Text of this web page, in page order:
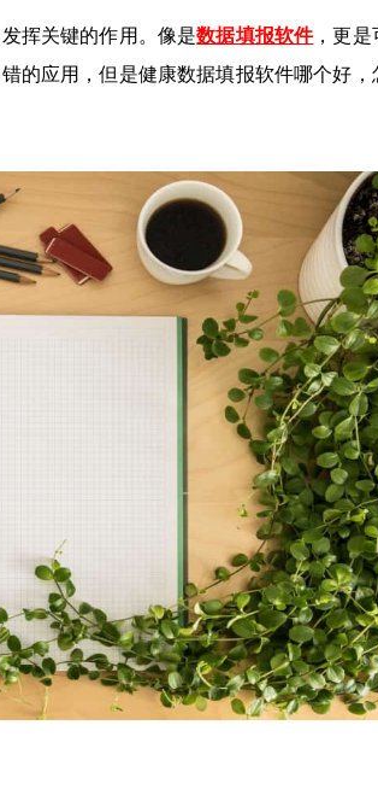
挥关键的作用。像是数据填报软件，更是
的应用，但是健康数据填报软件哪个好，